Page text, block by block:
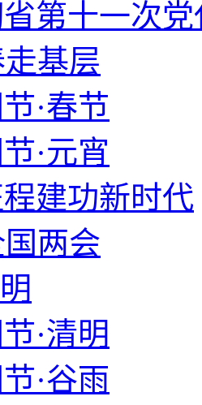
第十一次
基层
·春节
·元宵
建功新时代
两会
·清明
·谷雨